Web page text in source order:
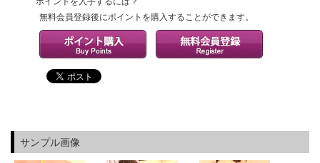
無料会員登録後にポイントを購入することができます。
サンプル画像